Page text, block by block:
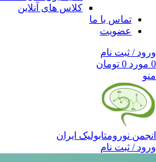
کلاس های آنلاین
تماس با ما
عضویت
ورود / ثبت نام
0 مورد 0 تومان
منو
انجمن نورومتابولیک ایران
ورود / ثبت نام